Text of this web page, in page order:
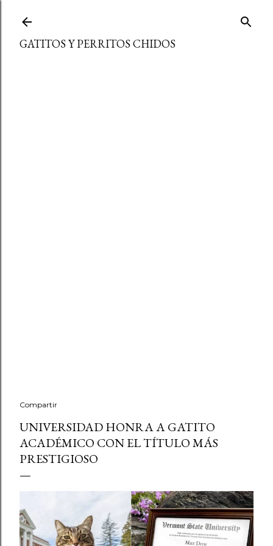
GATITOS Y PERRITOS CHIDOS
Compartir
UNIVERSIDAD HONRA A GATITO
ACADÉMICO CON EL TÍTULO MÁS
PRESTIGIOSO